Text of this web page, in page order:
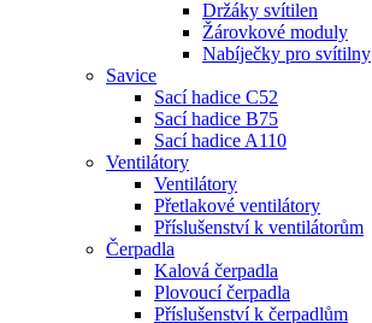
Držáky svítilen
Žárovkové moduly
Nabíječky pro svítilny
Savice
Sací hadice C52
Sací hadice B75
Sací hadice A110
Ventilátory
Ventilátory
Přetlakové ventilátory
Příslušenství k ventilátorům
Čerpadla
Kalová čerpadla
Plovoucí čerpadla
Příslušenství k čerpadlům